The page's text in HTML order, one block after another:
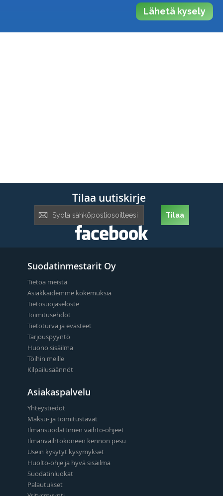
Lähetä kysely
Tilaa uutiskirje
uutiskirje:
Tilaa
Suodatinmestarit Oy
Tietoa meistä
Asiakkaidemme kokemuksia
Tietosuojaseloste
Toimitusehdot
Tietoturva ja evästeet
Tarjouspyyntö
Huono sisäilma
Töihin meille
Kilpailusäännöt
Asiakaspalvelu
Yhteystiedot
Maksu- ja toimitustavat
Ilmansuodattimen vaihto-ohjeet
Ilmanvaihtokoneen kennon pesu
Usein kysytyt kysymykset
Huolto-ohje ja hyvä sisäilma
Suodatinluokat
Palautukset